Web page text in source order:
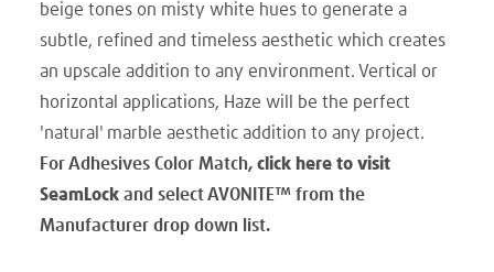
beige tones on misty white hues to generate a
subtle, refined and timeless aesthetic which creates
an upscale addition to any environment. Vertical or
horizontal applications, Haze will be the perfect
'natural' marble aesthetic addition to any project.
For Adhesives Color Match, click here to visit
SeamLock and select AVONITE™ from the
Manufacturer drop down list.